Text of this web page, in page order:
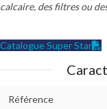
calcaire, des filtres ou
Catalogue Super Star
Référence